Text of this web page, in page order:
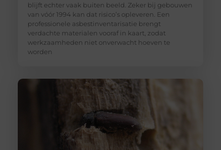
blijft echter vaak buiten beeld. Zeker bij gebouwen
van vóór 1994 kan dat risico’s opleveren. Een
professionele asbestinventarisatie brengt
verdachte materialen vooraf in kaart, zodat
werkzaamheden niet onverwacht hoeven te
worden